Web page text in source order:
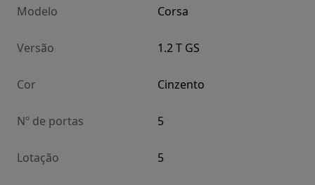
Modelo Corsa
Versão 1.2 T GS
Cor Cinzento
Nº de portas 5
Lotação 5